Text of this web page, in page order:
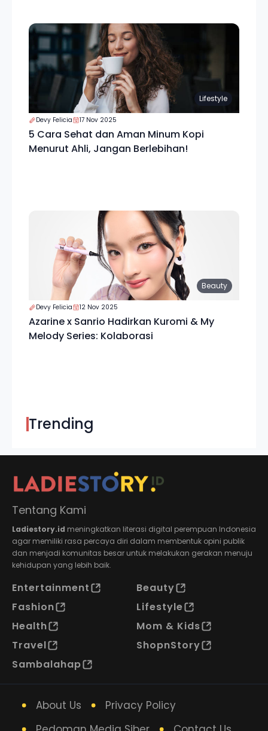
Lifestyle
Devy Felicia 17 Nov 2025
5 Cara Sehat dan Aman Minum Kopi
Menurut Ahli, Jangan Berlebihan!
Beauty
Devy Felicia 12 Nov 2025
Azarine x Sanrio Hadirkan Kuromi & My
Melody Series: Kolaborasi
Trending
Tentang Kami
Ladiestory.id meningkatkan literasi digital perempuan Indonesia
agar memiliki rasa percaya diri dalam membentuk opini publik
dan menjadi komunitas besar untuk melakukan gerakan menuju
kehidupan yang lebih baik.
Entertainment
Beauty
Fashion
Lifestyle
Health
Mom & Kids
Travel
ShopnStory
Sambalahap
About Us
Privacy Policy